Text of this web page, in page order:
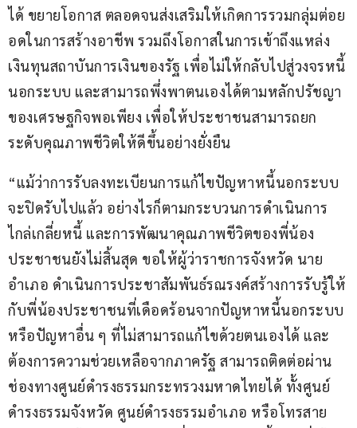
ได้ ขยายโอกาส ตลอดจนส่งเสริมให้เกิดการรวมกลุ่มต่อย
อดในการสร้างอาชีพ รวมถึงโอกาสในการเข้าถึงแหล่ง
เงินทุนสถาบันการเงินของรัฐ เพื่อไม่ให้กลับไปสู่วงจรหนี้
นอกระบบ และสามารถพึ่งพาตนเองได้ตามหลักปรัชญา
ของเศรษฐกิจพอเพียง เพื่อให้ประชาชนสามารถยก
ระดับคุณภาพชีวิตให้ดีขึ้นอย่างยั่งยืน
“แม้ว่าการรับลงทะเบียนการแก้ไขปัญหาหนี้นอกระบบ
จะปิดรับไปแล้ว อย่างไรก็ตามกระบวนการดำเนินการ
ไกล่เกลี่ยหนี้ และการพัฒนาคุณภาพชีวิตของพี่น้อง
ประชาชนยังไม่สิ้นสุด ขอให้ผู้ว่าราชการจังหวัด นาย
อำเภอ ดำเนินการประชาสัมพันธ์รณรงค์สร้างการรับรู้ให้
กับพี่น้องประชาชนที่เดือดร้อนจากปัญหาหนี้นอกระบบ
หรือปัญหาอื่น ๆ ที่ไม่สามารถแก้ไขด้วยตนเองได้ และ
ต้องการความช่วยเหลือจากภาครัฐ สามารถติดต่อผ่าน
ช่องทางศูนย์ดำรงธรรมกระทรวงมหาดไทยได้ ทั้งศูนย์
ดำรงธรรมจังหวัด ศูนย์ดำรงธรรมอำเภอ หรือโทรสาย